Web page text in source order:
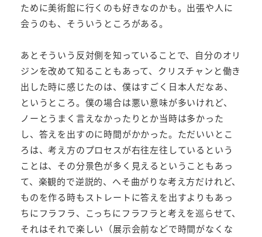
ために美術館に行くのも好きなのかも。出張や人に
会うのも、そういうところがある。
あとそういう反対側を知っていることで、自分のオリ
ジンを改めて知ることもあって、クリスチャンと働き
出した時に感じたのは、僕はすごく日本人だなあ、
というところ。僕の場合は悪い意味が多いけれど、
ノーとうまく言えなかったりとか当時は多かった
し、答えを出すのに時間がかかった。ただいいとこ
ろは、考え方のプロセスが右往左往しているという
ことは、その分景色が多く見えるということもあっ
て、楽観的で逆説的、へそ曲がりな考え方だけれど、
ものを作る時もストレートに答えを出すよりもあっ
ちにフラフラ、こっちにフラフラと考えを巡らせて、
それはそれで楽しい（展示会前などで時間がなくな